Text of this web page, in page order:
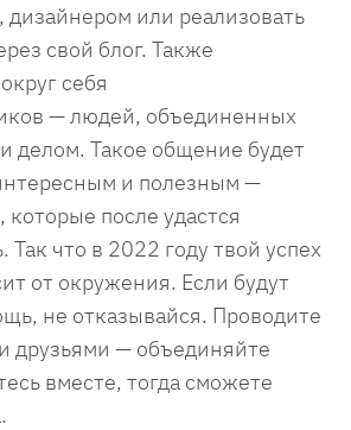
или реализовать
свой блог. Также
себя
— людей, объединенных
делом. Такое общение будет
и полезным —
после удастся
Так что в 2022 году твой успех
от окружения. Если будут
не отказывайся. Проводите
друзьями — объединяйте
вместе, тогда сможете